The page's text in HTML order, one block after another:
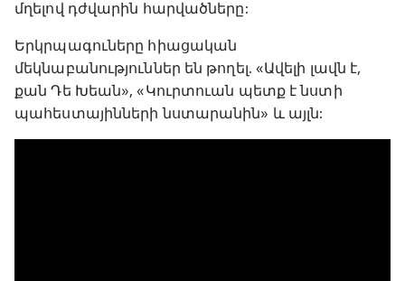
մղելով դժվարին հարվածները:
Երկրպագուները հիացական
մեկնաբանություններ են թողել. «Ավելի լավն է,
քան Դե Խեան», «Կուրտուան պետք է նստի
պահեստայինների նստարանին» և այլն: